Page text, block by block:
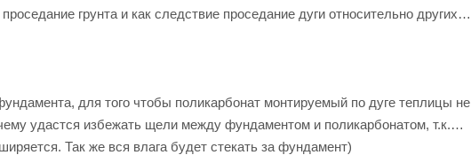
грунта и как следствие проседание дуги относительно других
для того чтобы поликарбонат монтируемый по дуге теплицы не
удастся избежать щели между фундаментом и поликарбонатом, т.к.
Так же вся влага будет стекать за фундамент)